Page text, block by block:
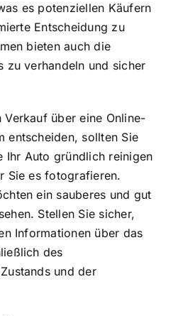
es potenziellen Käufern
Entscheidung zu
bieten auch die
zu verhandeln und sicher
Verkauf über eine Online-
entscheiden, sollten Sie
Ihr Auto gründlich reinigen
Sie es fotografieren.
ein sauberes und gut
Stellen Sie sicher,
Informationen über das
des
und der